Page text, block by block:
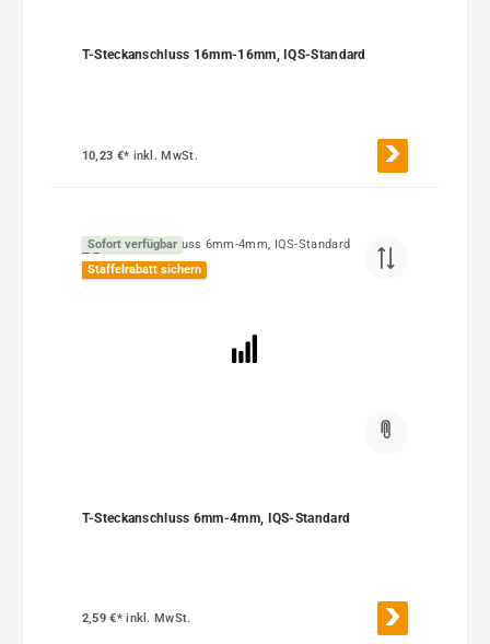
T-Steckanschluss 16mm-16mm, IQS-Standard
10,23 €* inkl. MwSt.
Sofort verfügbar
Staffelrabatt sichern
T-Steckanschluss 6mm-4mm, IQS-Standard
2,59 €*inkl. MwSt.